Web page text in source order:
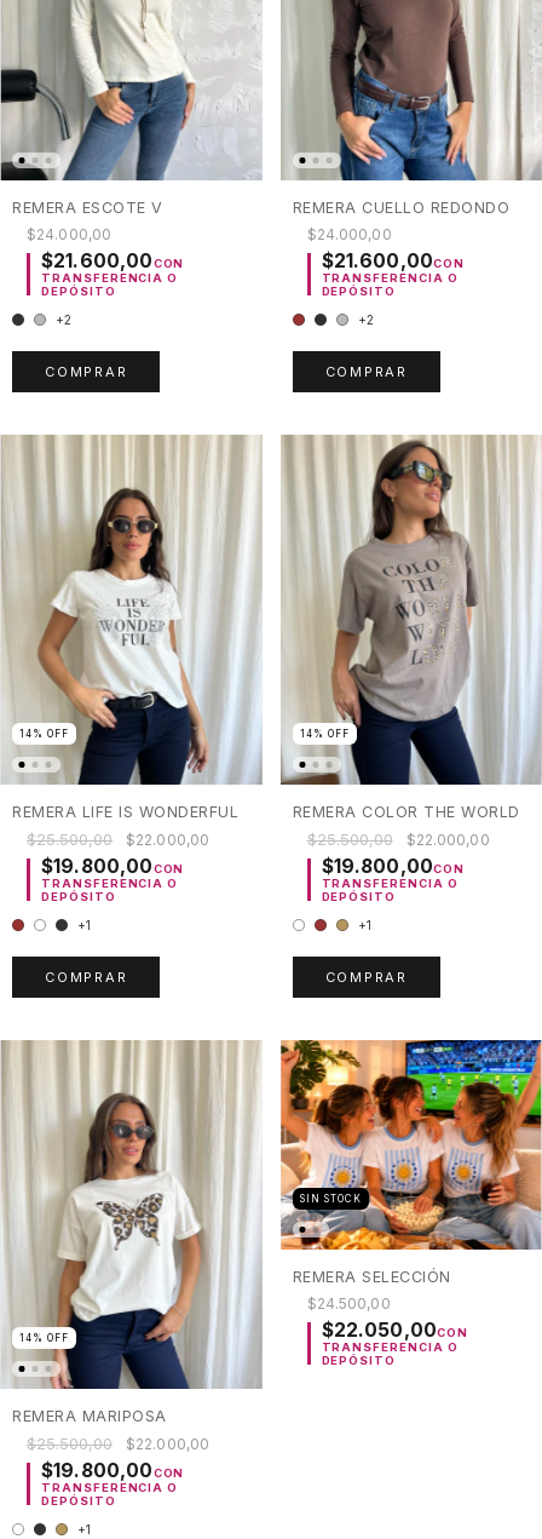
REMERA ESCOTE V
$24.000,00
$21.600,00CON
TRANSFERENCIA O
DEPÓSITO
+2
COMPRAR
REMERA CUELLO REDONDO
$24.000,00
$21.600,00CON
TRANSFERENCIA O
DEPÓSITO
+2
COMPRAR
14 % OFF
REMERA LIFE IS WONDERFUL
$25.500,00 $22.000,00
$19.800,00CON
TRANSFERENCIA O
DEPÓSITO
+1
COMPRAR
14 % OFF
REMERA COLOR THE WORLD
$25.500,00 $22.000,00
$19.800,00CON
TRANSFERENCIA O
DEPÓSITO
+1
COMPRAR
14 % OFF
REMERA MARIPOSA
$25.500,00 $22.000,00
$19.800,00CON
TRANSFERENCIA O
DEPÓSITO
+1
SIN STOCK
REMERA SELECCIÓN
$24.500,00
$22.050,00CON
TRANSFERENCIA O
DEPÓSITO